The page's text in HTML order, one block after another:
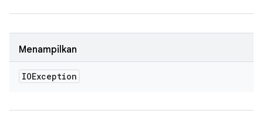
Menampilkan
IOException